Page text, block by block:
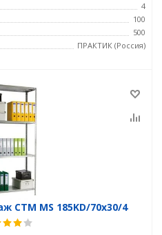
4
100
500
ПРАКТИК (Россия)
СТМ MS 185KD/70х30/4